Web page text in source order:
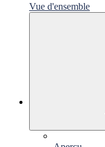
Vue d'ensemble